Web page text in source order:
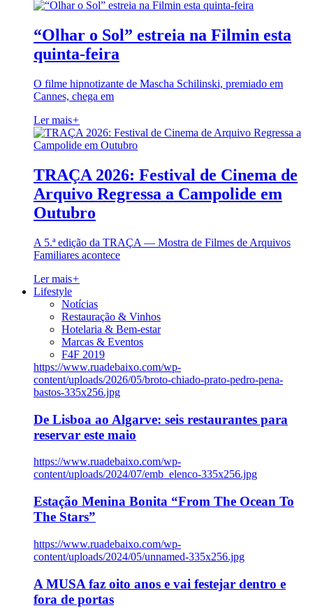
“Olhar o Sol” estreia na Filmin esta
quinta-feira
O filme hipnotizante de Mascha Schilinski, premiado em
Cannes, chega em
Ler mais+
TRAÇA 2026: Festival de Cinema de
Arquivo Regressa a Campolide em
Outubro
A 5.ª edição da TRAÇA — Mostra de Filmes de Arquivos
Familiares acontece
Ler mais+
Lifestyle
Notícias
Restauração & Vinhos
Hotelaria & Bem-estar
Marcas & Eventos
F4F 2019
https://www.ruadebaixo.com/wp-
content/uploads/2026/05/broto-chiado-prato-pedro-pena-
bastos-335x256.jpg
De Lisboa ao Algarve: seis restaurantes para
reservar este maio
https://www.ruadebaixo.com/wp-
content/uploads/2024/07/emb_elenco-335x256.jpg
Estação Menina Bonita “From The Ocean To
The Stars”
https://www.ruadebaixo.com/wp-
content/uploads/2024/05/unnamed-335x256.jpg
A MUSA faz oito anos e vai festejar dentro e
fora de portas